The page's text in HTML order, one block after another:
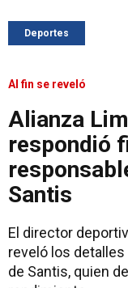
Deportes
Al fin se reveló
Alianza
respondió
Santis
El director
reveló los
de Santis, quien